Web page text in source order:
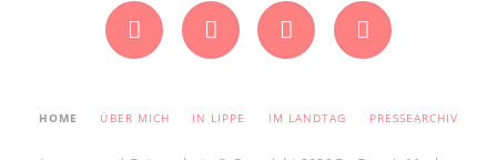
NAVIGATION
HOME ÜBER MICH IN LIPPE IM LANDTAG PRESSEARCHIV